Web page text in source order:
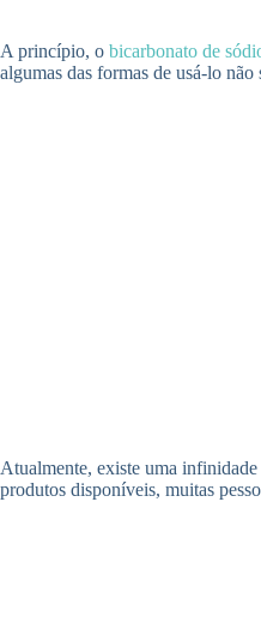
A princípio, o bicarbonato de
algumas das formas de usá-lo
Atualmente, existe uma
produtos disponíveis, muitas